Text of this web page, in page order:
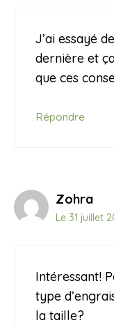
J’ai essayé
dernière et
que ces
Répondre
Zohra
Le 31 juillet
Intéressant!
type
la taille?